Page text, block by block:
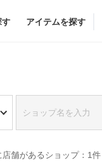
す アイテムを探す
会場装花
店舗があるショップ：1件